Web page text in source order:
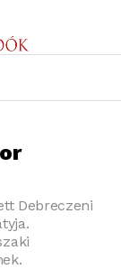
Debreczeni